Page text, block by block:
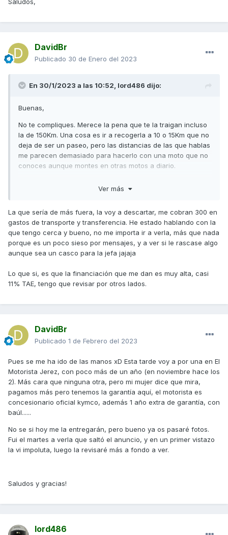
DavidBr
Publicado 30 de Enero del 2023
En 30/1/2023 a las 10:52, lord486 dijo:
Buenas,
No te compliques. Merece la pena que te la traigan incluso
la de 150Km. Una cosa es ir a recogerla a 10 o 15Km que no
deja de ser un paseo, pero las distancias de las que hablas
me parecen demasiado para hacerlo con una moto que no
conoces aunque montes en otras motos a diario.
me costó algo más y eso que era dentro de la provincia.
Saludos,
Ver más
La que sería de más fuera, la voy a descartar, me cobran 300 en
gastos de transporte y transferencia. He estado hablando con la
que tengo cerca y bueno, no me importa ir a verla, más que nada
porque es un poco sieso por mensajes, y a ver si le rascase algo
aunque sea un casco para la jefa jajaja
Lo que si, es que la financiación que me dan es muy alta, casi
11% TAE, tengo que revisar por otros lados.
DavidBr
Publicado 1 de Febrero del 2023
Pues se me ha ido de las manos xD Esta tarde voy a por una en El
Motorista Jerez, con poco más de un año (en noviembre hace los
2). Más cara que ninguna otra, pero mi mujer dice que mira,
pagamos más pero tenemos la garantía aquí, el motorista es
concesionario oficial kymco, además 1 año extra de garantía, con
baúl......
No se si hoy me la entregarán, pero bueno ya os pasaré fotos.
Fui el martes a verla que saltó el anuncio, y en un primer vistazo
la vi impoluta, luego la revisaré más a fondo a ver.
Saludos y gracias!
lord486